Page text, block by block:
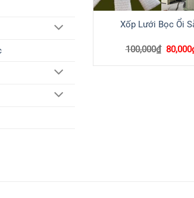
Xốp Lưới Bọc Ổi
100,000₫ Giá
là:
80,000